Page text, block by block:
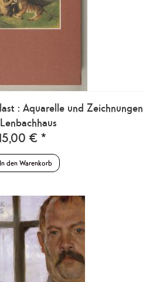
: Aquarelle und Zeichnungen
€ *
In den Warenkorb